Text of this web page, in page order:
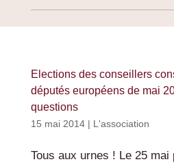
Elections des conseillers
députés européens de mai
questions
15 mai 2014| L'association
Tous aux urnes ! Le 25